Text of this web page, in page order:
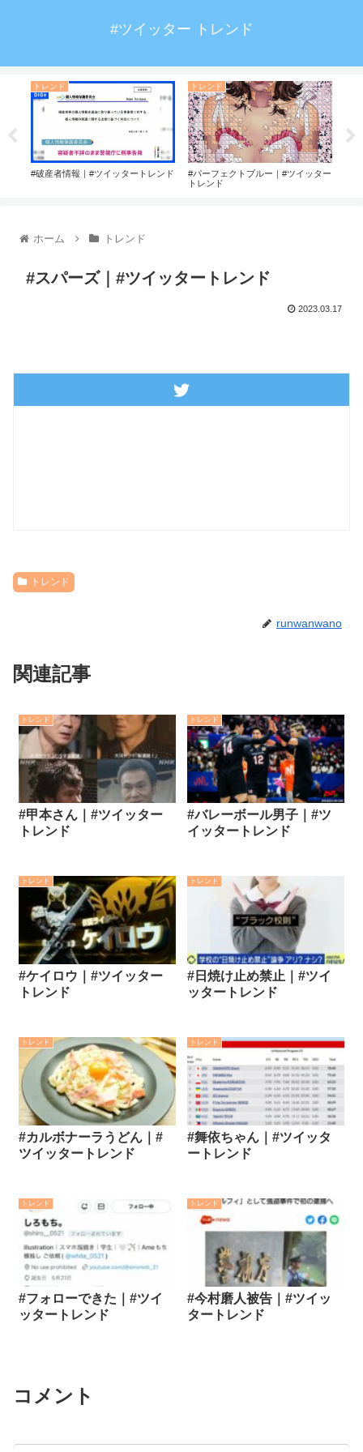
#ツイッター トレンド
トレンド
#破産者情報｜#ツイッタートレンド
トレンド
#パーフェクトブルー｜#ツイッター
トレンド
ホーム トレンド
#スパーズ｜#ツイッタートレンド
2023.03.17
トレンド
runwanwano
関連記事
トレンド
#甲本さん｜#ツイッター
トレンド
トレンド
#バレーボール男子｜#ツ
イッタートレンド
トレンド
#ケイロウ｜#ツイッター
トレンド
トレンド
#日焼け止め禁止｜#ツイ
ッタートレンド
トレンド
#カルボナーラうどん｜#
ツイッタートレンド
トレンド
#舞依ちゃん｜#ツイッタ
ートレンド
トレンド
#フォローできた｜#ツイ
ッタートレンド
トレンド
#今村磨人被告｜#ツイッ
タートレンド
コメント